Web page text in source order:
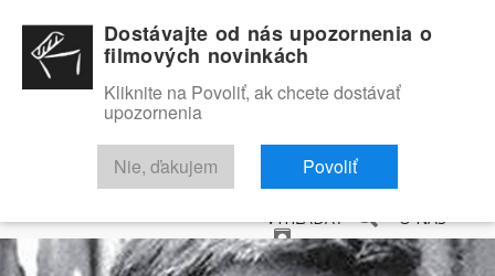
RECENZIE TRAILERY FILMOVÁ DATABÁZA
VYHĽADAŤ O NÁS
Dostávajte od nás upozornenia o
filmových novinkách
Kliknite na Povoliť, ak chcete dostávať
upozornenia
Nie, ďakujem Povoliť